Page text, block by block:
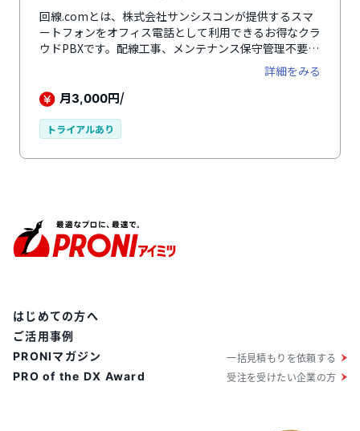
回線.comとは、株式会社サンシスコンが提供するスマ
ートフォンをオフィス電話として利用できるお得なクラ
ウドPBXです。配線工事、メンテナンス保守管理不要。
初期費用10,000円、月額3,000円/2内線の低コストで最
短日（既にNTTフレッツとひかり電話オフィスAの契約
が完了している場合）から始められます。お手持ちのス
能。インターネット環境があればオフィスの0AB〜J番
信・着信・内線通話の利用が可パソコン、IPビジネスフ
VPSを採用して高セキュリティを実現しています。
詳細をみる
月3,000円/
トライアルあり
はじめての方へ
ご活用事例
PRONIマガジン
PRO of the DX Award
一括見積もりを依頼する
受注を受けたい企業の方